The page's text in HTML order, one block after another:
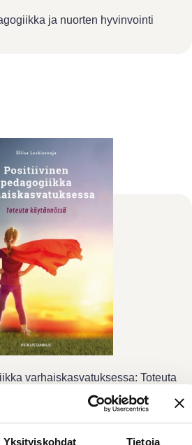
Yksityiskohdat Tietoja
ja nuorten hyvinvointi
varhaiskasvatuksessa: Toteuta